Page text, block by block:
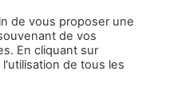
confidentialité-Contact
de vous proposer une
de vos
En cliquant sur
de tous les